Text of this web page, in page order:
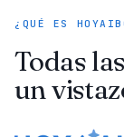
¿QUÉ ES
Todas
un